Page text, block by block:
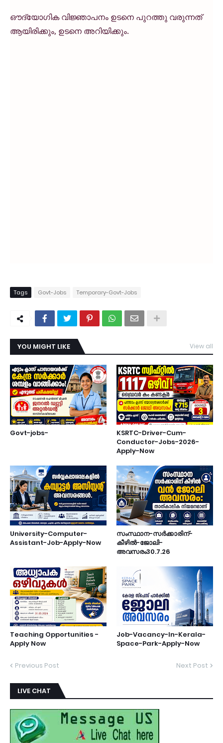
ഔദ്യോഗിക വിജ്ഞാപനം ഉടനെ പുറത്തു വരുന്നത്
ആയിരിക്കും, ഉടനെ അറിയിക്കും.
Tags Govt-Jobs Temporary-Govt-Jobs
YOU MIGHT LIKE View all
Govt-jobs-
KSRTC-Driver-Cum-
Conductor-Jobs-2026-
Apply-Now
University-Computer-
Assistant-Job-Apply-Now
സംസ്ഥാന-സർക്കാരിന്-
കീഴിൽ-ജോലി-
അവസരം30.7.26
Teaching Opportunities -
Apply Now
Job-Vacancy-In-Kerala-
Space-Park-Apply-Now
Previous Post Next Post
LIVE CHAT